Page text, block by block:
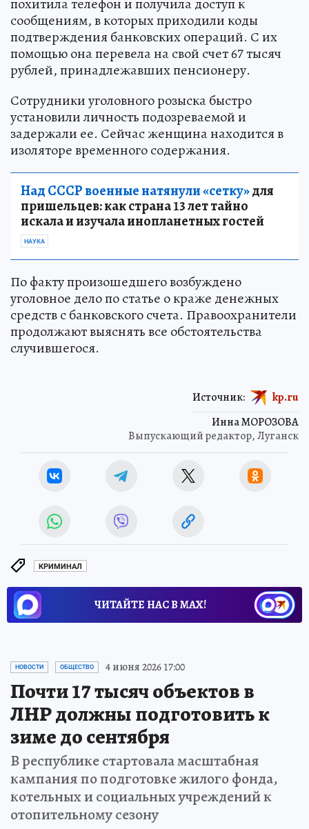
похитила телефон и получила доступ к
сообщениям, в которых приходили коды
подтверждения банковских операций. С их
помощью она перевела на свой счет 67 тысяч
рублей, принадлежавших пенсионеру.
Сотрудники уголовного розыска быстро
установили личность подозреваемой и
задержали ее. Сейчас женщина находится в
изоляторе временного содержания.
Над СССР военные натянули «сетку»для
пришельцев: как страна 13 лет тайно
искала и изучала инопланетных гостей
НАУКА
По факту произошедшего возбуждено
уголовное дело по статье о краже денежных
средств с банковского счета. Правоохранители
продолжают выяснять все обстоятельства
случившегося.
Инна МОРОЗОВА
Выпускающий редактор, Луганск
Источник: kp.ru
КРИМИНАЛ
ЧИТАЙТЕ НАС В МАХ!
НОВОСТИ ОБЩЕСТВО 4 июня 2026 17:00
Почти 17 тысяч объектов в
ЛНР должны подготовить к
зиме до сентября
В республике стартовала масштабная
кампания по подготовке жилого фонда,
котельных и социальных учреждений к
отопительному сезону